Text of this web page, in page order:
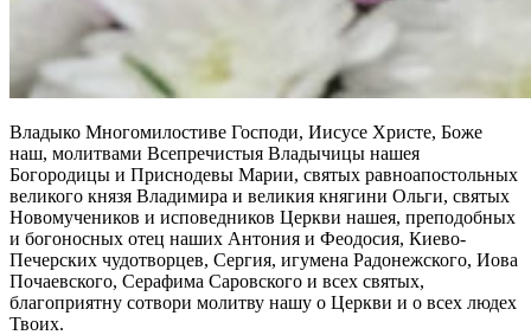
Владыко Многомилостиве Господи, Иисусе Христе, Боже
наш, молитвами Всепречистыя Владычицы нашея
Богородицы и Приснодевы Марии, святых равноапостольных
великого князя Владимира и великия княгини Ольги, святых
Новомучеников и исповедников Церкви нашея, преподобных
и богоносных отец наших Антония и Феодосия, Киево-
Печерских чудотворцев, Сергия, игумена Радонежского, Иова
Почаевского, Серафима Саровского и всех святых,
благоприятну сотвори молитву нашу о Церкви и о всех людех
Твоих.